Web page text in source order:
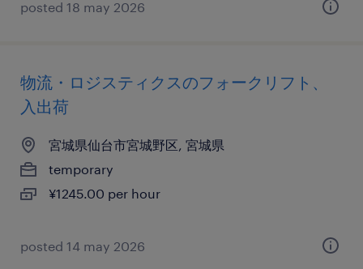
posted 18 may 2026
物流・ロジスティクスのフォークリフト、
入出荷
宮城県仙台市宮城野区, 宮城県
temporary
¥1245.00 per hour
posted 14 may 2026